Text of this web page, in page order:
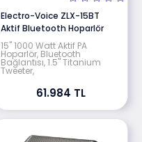
Electro-Voice ZLX-15BT
Aktif Bluetooth Hoparlör
15" 1000 Watt Aktif PA
Hoparlör, Bluetooth
Bağlantısı, 1.5" Titanium
Tweeter,
61.984 TL